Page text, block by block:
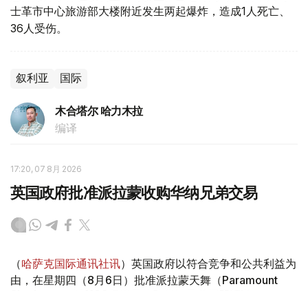
士革市中心旅游部大楼附近发生两起爆炸，造成1人死亡、
36人受伤。
叙利亚 国际
木合塔尔 哈力木拉
编译
17:20, 07 8月 2026
英国政府批准派拉蒙收购华纳兄弟交易
（哈萨克国际通讯社讯）英国政府以符合竞争和公共利益为
由，在星期四（8月6日）批准派拉蒙天舞（Paramount